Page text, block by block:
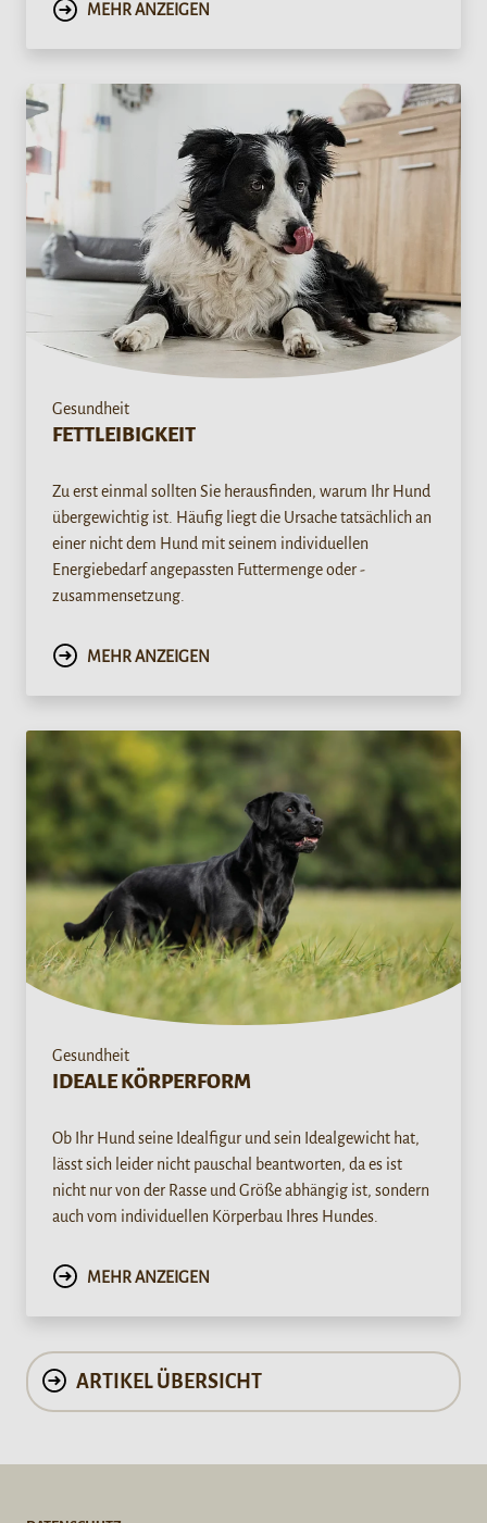
MEHR ANZEIGEN
Gesundheit
FETTLEIBIGKEIT
Zu erst einmal sollten Sie herausfinden, warum Ihr Hund
übergewichtig ist. Häufig liegt die Ursache tatsächlich an
einer nicht dem Hund mit seinem individuellen
Energiebedarf angepassten Futtermenge oder -
zusammensetzung.
MEHR ANZEIGEN
Gesundheit
IDEALE KÖRPERFORM
Ob Ihr Hund seine Idealfigur und sein Idealgewicht hat,
lässt sich leider nicht pauschal beantworten, da es ist
nicht nur von der Rasse und Größe abhängig ist, sondern
auch vom individuellen Körperbau Ihres Hundes.
MEHR ANZEIGEN
ARTIKEL ÜBERSICHT